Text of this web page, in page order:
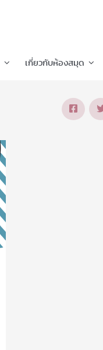
เกี่ยวกับห้องสมุด